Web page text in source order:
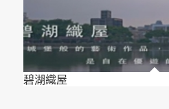
碧湖織屋